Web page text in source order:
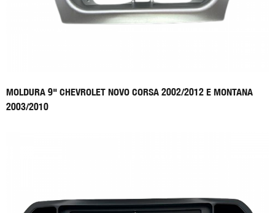
MOLDURA 9" CHEVROLET NOVO CORSA 2002/2012 E MONTANA
2003/2010